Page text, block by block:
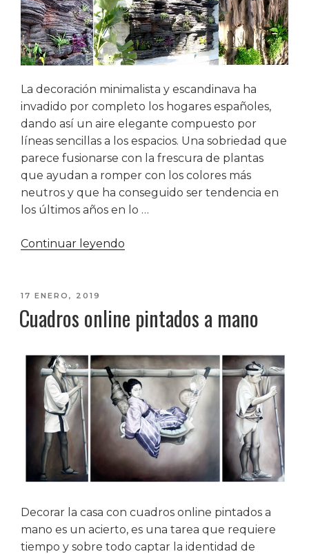
La decoración minimalista y escandinava ha
invadido por completo los hogares españoles,
dando así un aire elegante compuesto por
líneas sencillas a los espacios. Una sobriedad que
parece fusionarse con la frescura de plantas
que ayudan a romper con los colores más
neutros y que ha conseguido ser tendencia en
los últimos años en lo …
Continuar leyendo
vertical
en
hogar?»
PUBLICADO
17 ENERO, 2019
Cuadros online pintados a mano
Decorar la casa con cuadros online pintados a
mano es un acierto, es una tarea que requiere
tiempo y sobre todo captar la identidad de